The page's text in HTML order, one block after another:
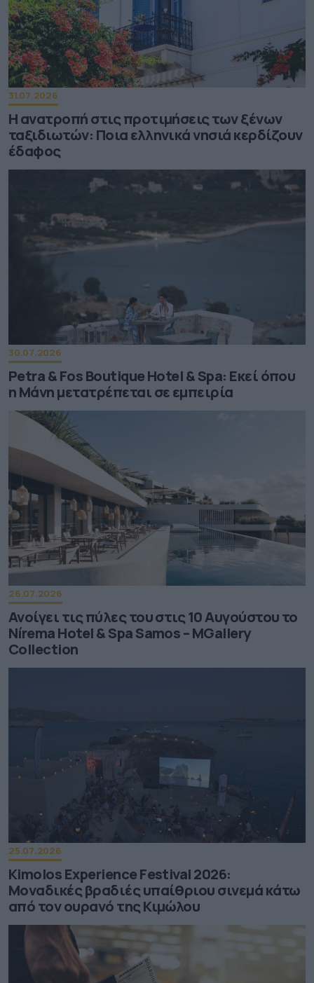
31.07.2026
Η ανατροπή στις προτιμήσεις των ξένων
ταξιδιωτών: Ποια ελληνικά νησιά κερδίζουν
έδαφος
30.07.2026
Petra & Fos Boutique Hotel & Spa: Εκεί όπου
η Μάνη μετατρέπεται σε εμπειρία
26.07.2026
Ανοίγει τις πύλες του στις 10 Αυγούστου το
Nírema Hotel & Spa Samos – MGallery
Collection
25.07.2026
Kimolos Experience Festival 2026:
Μοναδικές βραδιές υπαίθριου σινεμά κάτω
από τον ουρανό της Κιμώλου